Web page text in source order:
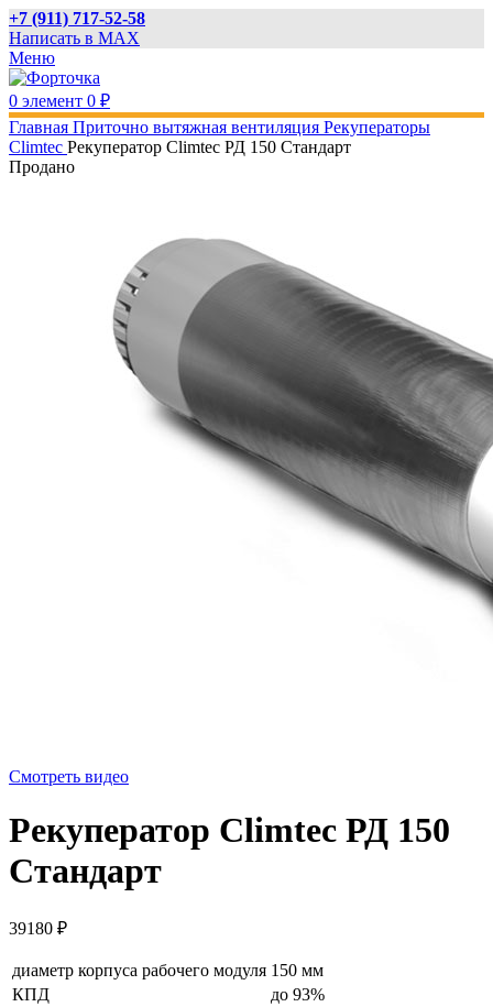
+7 (911) 717-52-58
Написать в MAX
Меню
0 элемент 0 ₽
Главная Приточно вытяжная вентиляция Рекуператоры
Climtec Рекуператор Climtec РД 150 Стандарт
Продано
Смотреть видео
Рекуператор Climtec РД 150
Стандарт
39180 ₽
диаметр корпуса рабочего модуля 150 мм
КПД
до 93%